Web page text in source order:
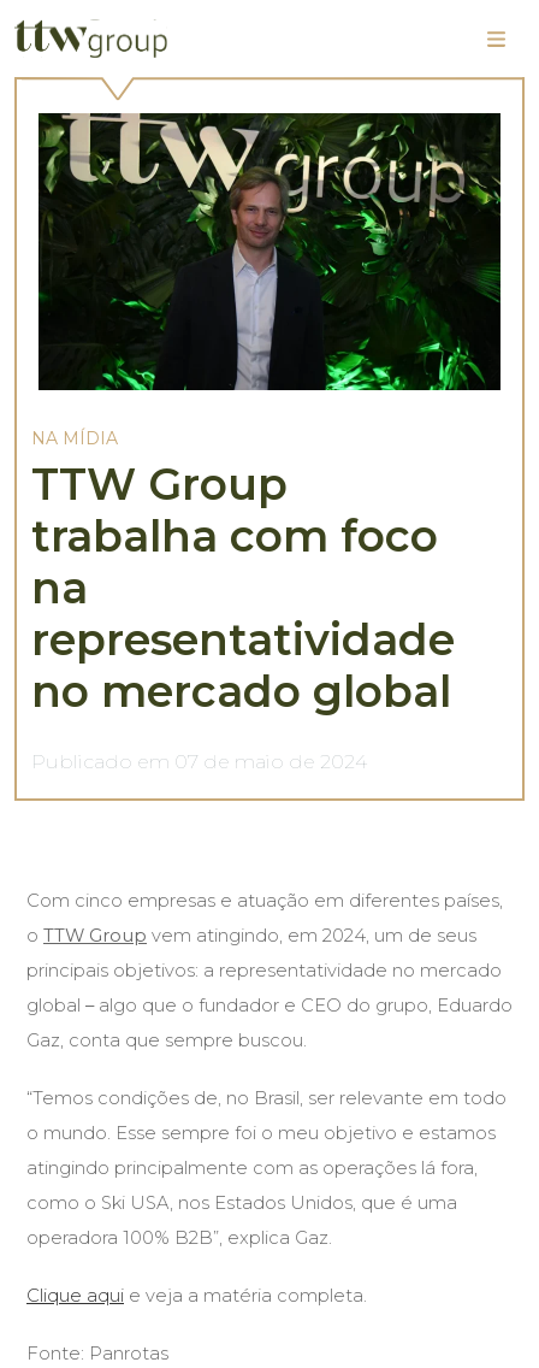
NA MÍDIA
TTW Group
trabalha com foco
na
representatividade
no mercado global
Publicado em 07 de maio de 2024
Com cinco empresas e atuação em diferentes países,
o TTW Group vem atingindo, em 2024, um de seus
principais objetivos: a representatividade no mercado
global –algo que o fundador e CEO do grupo, Eduardo
Gaz, conta que sempre buscou.
“Temos condições de, no Brasil, ser relevante em todo
o mundo. Esse sempre foi o meu objetivo e estamos
atingindo principalmente com as operações lá fora,
como o Ski USA, nos Estados Unidos, que é uma
operadora 100% B2B”, explica Gaz.
Clique aqui e veja a matéria completa.
Fonte: Panrotas